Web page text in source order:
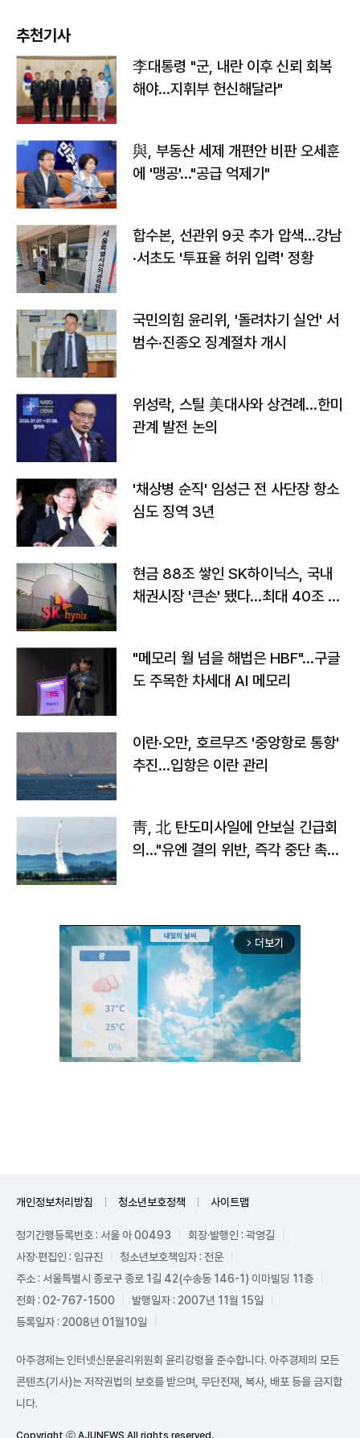
추천기사
李대통령 "군, 내란 이후 신뢰 회복
해야…지휘부 헌신해달라"
與, 부동산 세제 개편안 비판 오세훈
에 '맹공'…"공급 억제기"
합수본, 선관위 9곳 추가 압색…강남
·서초도 '투표율 허위 입력' 정황
국민의힘 윤리위, '돌려차기 실언' 서
범수·진종오 징계절차 개시
위성락, 스틸 美대사와 상견례…한미
관계 발전 논의
'채상병 순직' 임성근 전 사단장 항소
심도 징역 3년
현금 88조 쌓인 SK하이닉스, 국내
채권시장 '큰손' 됐다…최대 40조 투
"메모리 월 넘을 해법은 HBF"…구글
도 주목한 차세대 AI 메모리
이란·오만, 호르무즈 '중앙항로 통항'
추진…입항은 이란 관리
靑, 北 탄도미사일에 안보실 긴급회
의…"유엔 결의 위반, 즉각 중단 촉
arrow_forward_ios 더보기
개인정보처리방침 청소년보호정책 사이트맵
정기간행등록번호 : 서울 아 00493
회장·발행인 : 곽영길
사장·편집인 : 임규진
청소년보호책임자 : 전운
주소 : 서울특별시 종로구 종로 1길 42(수송동 146-1) 이마빌딩 11층
전화 : 02-767-1500
발행일자 : 2007년 11월 15일
등록일자 : 2008년 01월10일
아주경제는 인터넷신문윤리위원회 윤리강령을 준수합니다. 아주경제의 모든
콘텐츠(기사)는 저작권법의 보호를 받으며, 무단전재, 복사, 배포 등을 금지합
니다.
Copyright ⓒ AJUNEWS All rights reserved.